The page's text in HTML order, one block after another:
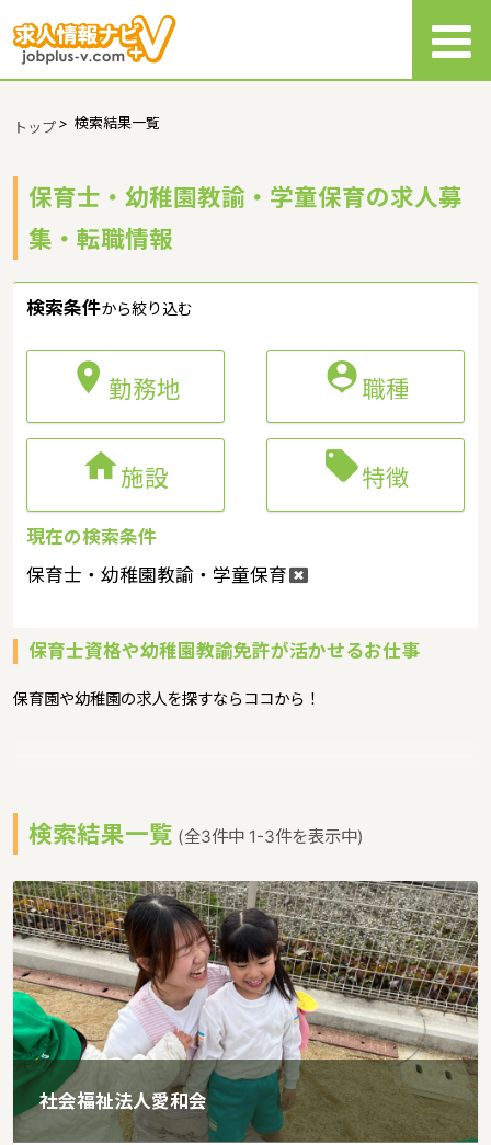
トップ> 検索結果一覧
保育士・幼稚園教諭・学童保育の求人募
集・転職情報
検索条件から絞り込む
 勤務地 職種
施設 特徴
現在の検索条件
保育士・幼稚園教諭・学童保育
保育士資格や幼稚園教諭免許が活かせるお仕事
保育園や幼稚園の求人を探すならココから！
検索結果一覧 (全3件中 1-3件を表示中)
社会福祉法人愛和会